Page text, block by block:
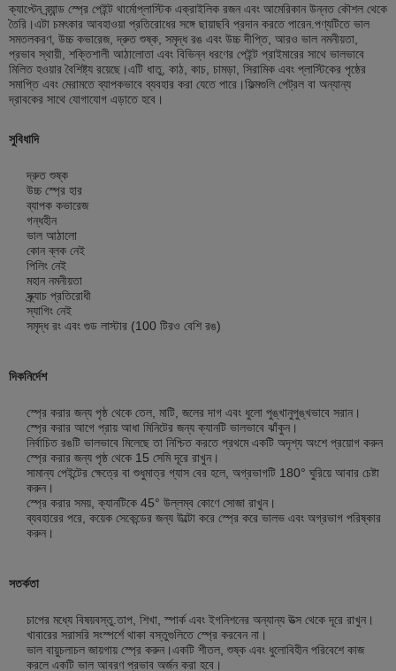
ক্যাপ্টেন ব্র্যান্ড স্প্রে পেইন্ট থার্মোপ্লাস্টিক এক্রাইলিক রজন এবং আমেরিকান উন্নত কৌশল থেকে
তৈরি।এটা চমৎকার আবহাওয়া প্রতিরোধের সঙ্গে ছায়াছবি প্রদান করতে পারেন.পণ্যটিতে ভাল
সমতলকরণ, উচ্চ কভারেজ, দ্রুত শুষ্ক, সমৃদ্ধ রঙ এবং উচ্চ দীপ্তি, আরও ভাল নমনীয়তা,
প্রভাব স্থায়ী, শক্তিশালী আঠালোতা এবং বিভিন্ন ধরণের পেইন্ট প্রাইমারের সাথে ভালভাবে
মিলিত হওয়ার বৈশিষ্ট্য রয়েছে।এটি ধাতু, কাঠ, কাচ, চামড়া, সিরামিক এবং প্লাস্টিকের পৃষ্ঠের
সমাপ্তি এবং মেরামতে ব্যাপকভাবে ব্যবহার করা যেতে পারে।ফিল্মগুলি পেট্রল বা অন্যান্য
দ্রাবকের সাথে যোগাযোগ এড়াতে হবে।
সুবিধাদি
দ্রুত শুষ্ক
উচ্চ স্প্রে হার
ব্যাপক কভারেজ
গন্ধহীন
ভাল আঠালো
কোন ব্লক নেই
পিলিং নেই
মহান নমনীয়তা
স্ক্র্যাচ প্রতিরোধী
স্যাগিং নেই
সমৃদ্ধ রং এবং গুড লাস্টার (100 টিরও বেশি রঙ)
দিকনির্দেশ
স্প্রে করার জন্য পৃষ্ঠ থেকে তেল, মাটি, জলের দাগ এবং ধুলো পুঙ্খানুপুঙ্খভাবে সরান।
স্প্রে করার আগে প্রায় আধা মিনিটের জন্য ক্যানটি ভালভাবে ঝাঁকুন।
নির্বাচিত রঙটি ভালভাবে মিলেছে তা নিশ্চিত করতে প্রথমে একটি অদৃশ্য অংশে প্রয়োগ করুন
স্প্রে করার জন্য পৃষ্ঠ থেকে 15 সেমি দূরে রাখুন।
সামান্য পেইন্টের ক্ষেত্রে বা শুধুমাত্র গ্যাস বের হলে, অগ্রভাগটি 180° ঘুরিয়ে আবার চেষ্টা
করুন।
স্প্রে করার সময়, ক্যানটিকে 45° উল্লম্ব কোণে সোজা রাখুন।
ব্যবহারের পরে, কয়েক সেকেন্ডের জন্য উল্টো করে স্প্রে করে ভালভ এবং অগ্রভাগ পরিষ্কার
করুন।
সতর্কতা
চাপের মধ্যে বিষয়বস্তু.তাপ, শিখা, স্পার্ক এবং ইগনিশনের অন্যান্য উত্স থেকে দূরে রাখুন।
খাবারের সরাসরি সংস্পর্শে থাকা বস্তুগুলিতে স্প্রে করবেন না।
ভাল বায়ুচলাচল জায়গায় স্প্রে করুন।একটি শীতল, শুষ্ক এবং ধুলোবিহীন পরিবেশে কাজ
করলে একটি ভাল আবরণ প্রভাব অর্জন করা হবে।